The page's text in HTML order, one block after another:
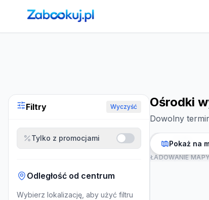
Strona główna ›Noclegi
Filtry Wyczyść
Tylko z promocjami
Odległość od centrum
Wybierz lokalizację, aby użyć filtru
Ośrodki
Dowolny
ŁADOWANIE
Pokaż na